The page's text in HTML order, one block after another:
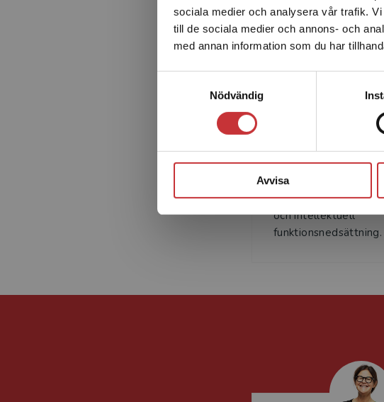
sociala medier och analysera vår trafik.
till de sociala medier och annons- och
med annan information som du har
Nödvändig
Avvisa
enhet
Sverige.
Ur förordet av Svein Eikeseth, Ph.D. och professor vid Oslomet -
Tobias
Tobias Rasmussen är
psykolog och
handleder föräldrar
pedagoger kring
och intellektuell
funktionsnedsättning.